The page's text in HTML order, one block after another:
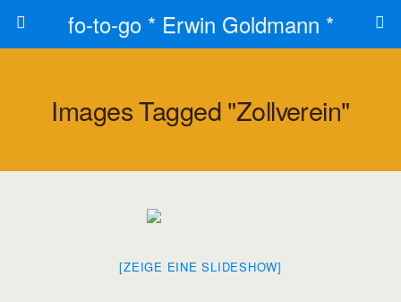
fo-to-go * Erwin Goldmann *
Images Tagged "zollverein"
[ZEIGE EINE SLIDESHOW]